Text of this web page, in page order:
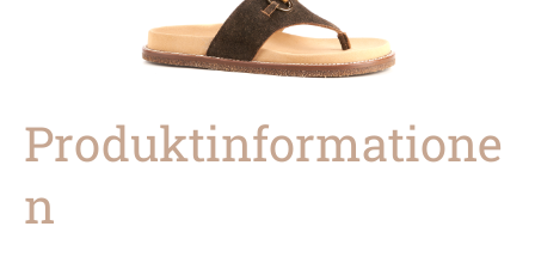
Produktinformatione
n